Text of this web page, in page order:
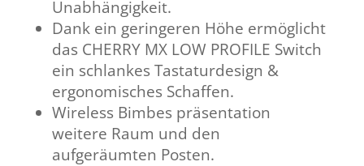
Unabhängigkeit.
Dank ein geringeren Höhe ermöglicht
das CHERRY MX LOW PROFILE Switch
ein schlankes Tastaturdesign &
ergonomisches Schaffen.
Wireless Bimbes präsentation
weitere Raum und den
aufgeräumten Posten.